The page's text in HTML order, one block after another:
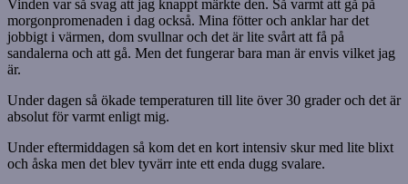
Vinden var så svag att jag knappt märkte den. Så varmt att gå på
morgonpromenaden i dag också. Mina fötter och anklar har det
jobbigt i värmen, dom svullnar och det är lite svårt att få på
sandalerna och att gå. Men det fungerar bara man är envis vilket jag
är.
Under dagen så ökade temperaturen till lite över 30 grader och det är
absolut för varmt enligt mig.
Under eftermiddagen så kom det en kort intensiv skur med lite blixt
och åska men det blev tyvärr inte ett enda dugg svalare.